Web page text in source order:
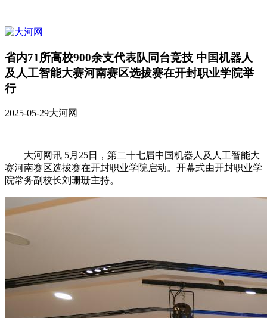
省内71所高校900余支代表队同台竞技 中国机器人
及人工智能大赛河南赛区选拔赛在开封职业学院举
行
2025-05-29大河网
大河网讯 5月25日，第二十七届中国机器人及人工智能大
赛河南赛区选拔赛在开封职业学院启动。开幕式由开封职业学
院常务副校长刘珊珊主持。